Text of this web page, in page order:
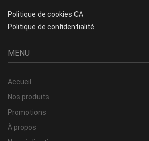
Politique de cookies CA
Politique de confidentialité
MENU
Accueil
Nos produits
Promotions
À propos